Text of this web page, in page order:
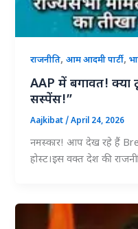
राजनीति,आम आदमी पार्टी,
AAP में बगावत! क्या
सस्पेंस!”
Aajkibat/April 24, 2026
नमस्कार! आप देख रहे हैं
होस्ट।इस वक्त देश की